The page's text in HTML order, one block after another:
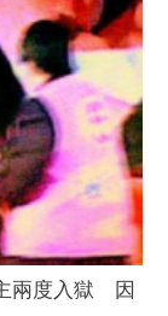
兩度入獄 因